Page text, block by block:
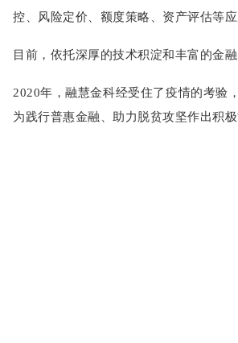
控、风险定价、额度策略、资产评估等
目前，依托深厚的技术积淀和丰富的金
2020年，融慧金科经受住了疫情的考验
为践行普惠金融、助力脱贫攻坚作出积极